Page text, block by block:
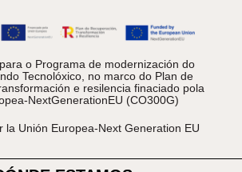
o Programa de modernización do
Tecnolóxico, no marco do Plan de
e resilencia finaciado pola
NextGenerationEU (CO300G)
la Unión Europea-Next Generation EU